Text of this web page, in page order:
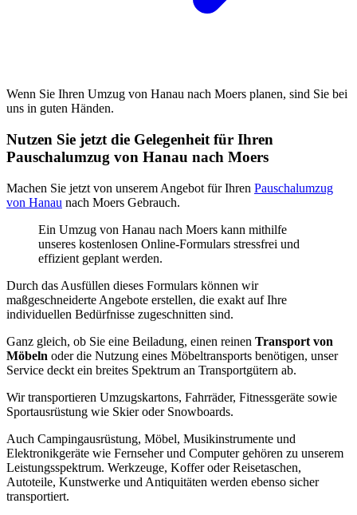
Wenn Sie Ihren Umzug von Hanau nach Moers planen, sind Sie bei
uns in guten Händen.
Nutzen Sie jetzt die Gelegenheit für Ihren
Pauschalumzug von Hanau nach Moers
Machen Sie jetzt von unserem Angebot für Ihren Pauschalumzug
von Hanau nach Moers Gebrauch.
Ein Umzug von Hanau nach Moers kann mithilfe
unseres kostenlosen Online-Formulars stressfrei und
effizient geplant werden.
Durch das Ausfüllen dieses Formulars können wir
maßgeschneiderte Angebote erstellen, die exakt auf Ihre
individuellen Bedürfnisse zugeschnitten sind.
Ganz gleich, ob Sie eine Beiladung, einen reinen Transport von
Möbeln oder die Nutzung eines Möbeltransports benötigen, unser
Service deckt ein breites Spektrum an Transportgütern ab.
Wir transportieren Umzugskartons, Fahrräder, Fitnessgeräte sowie
Sportausrüstung wie Skier oder Snowboards.
Auch Campingausrüstung, Möbel, Musikinstrumente und
Elektronikgeräte wie Fernseher und Computer gehören zu unserem
Leistungsspektrum. Werkzeuge, Koffer oder Reisetaschen,
Autoteile, Kunstwerke und Antiquitäten werden ebenso sicher
transportiert.